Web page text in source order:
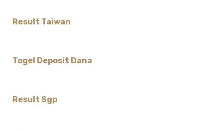
Result Taiwan
Togel Deposit Dana
Result Sgp